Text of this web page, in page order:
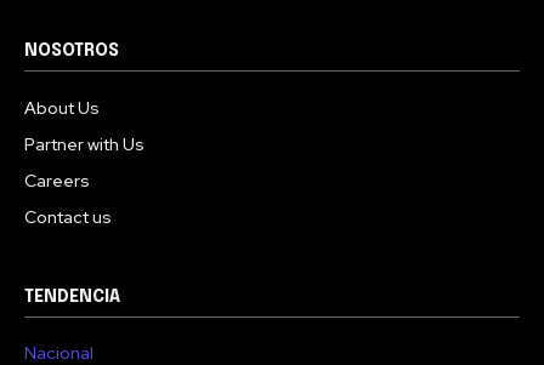
NOSOTROS
About Us
Partner with Us
Careers
Contact us
TENDENCIA
Nacional